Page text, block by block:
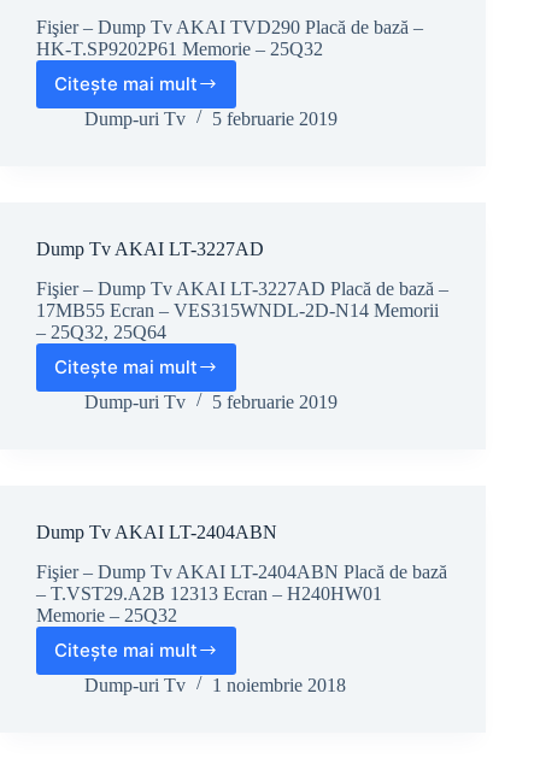
Fişier – Dump Tv AKAI TVD290 Placă de bază –
HK-T.SP9202P61 Memorie – 25Q32
Citește mai mult
Dump
Tv
Dump-uri Tv 5 februarie 2019
Dump Tv AKAI LT-3227AD
Fişier – Dump Tv AKAI LT-3227AD Placă de bază –
17MB55 Ecran – VES315WNDL-2D-N14 Memorii
– 25Q32, 25Q64
Citește mai mult
Dump
Tv
Dump-uri Tv 5 februarie 2019
Dump Tv AKAI LT-2404ABN
Fişier – Dump Tv AKAI LT-2404ABN Placă de bază
– T.VST29.A2B 12313 Ecran – H240HW01
Memorie – 25Q32
Citește mai mult
Dump
Tv
Dump-uri Tv 1 noiembrie 2018